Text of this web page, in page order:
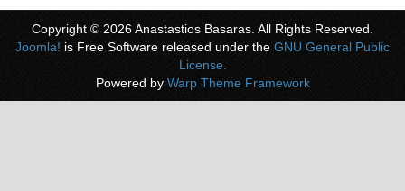
Copyright © 2026 Anastastios Basaras. All Rights Reserved.
Joomla! is Free Software released under the GNU General Public
License.
Powered by Warp Theme Framework